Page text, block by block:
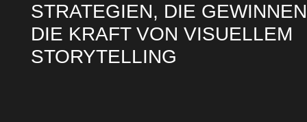
STRATEGIEN, DIE GEWINNEN
DIE KRAFT VON VISUELLEM
STORYTELLING